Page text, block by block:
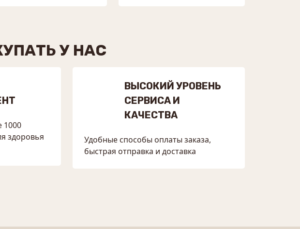
У НАС
1000
здоровья
ВЫСОКИЙ УРОВЕНЬ
СЕРВИСА И
КАЧЕСТВА
Удобные способы оплаты заказа,
быстрая отправка и доставка